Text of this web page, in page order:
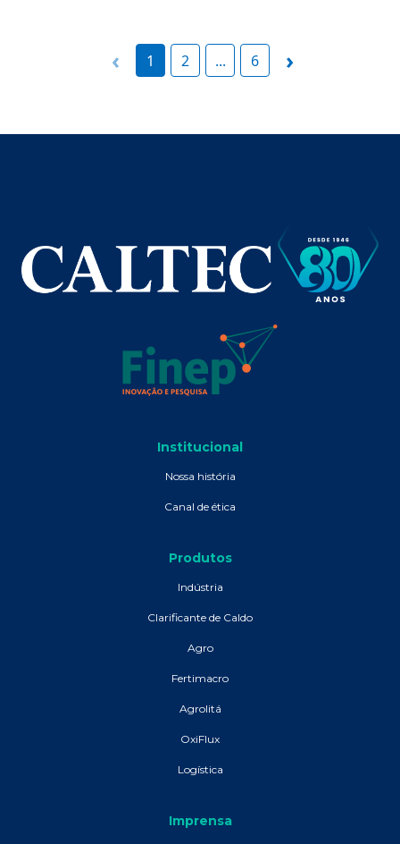
‹ 1 2 ... 6 ›
Institucional
Nossa história
Canal de ética
Produtos
Indústria
Clarificante de Caldo
Agro
Fertimacro
Agrolitá
OxiFlux
Logística
Imprensa